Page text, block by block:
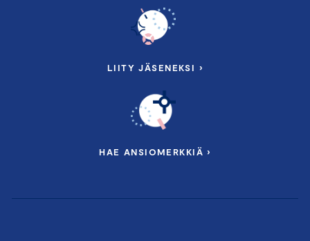
LIITY JÄSENEKSI ›
HAE ANSIOMERKKIÄ ›